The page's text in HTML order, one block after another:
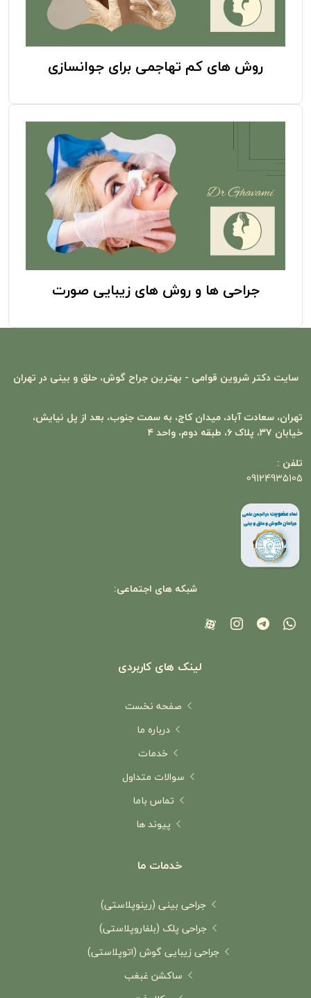
روش های کم تهاجمی برای جوانسازی
جراحی ها و روش های زیبایی صورت
سایت دکتر شروین قوامی - بهترین جراح گوش، حلق و بینی در تهران
تهران، سعادت‌ آباد، میدان کاج، به سمت جنوب، بعد از پل نیایش،
خیابان ۳۷، پلاک ۶، طبقه دوم، واحد ۴
تلفن :
09124935105
شبکه های اجتماعی:
لینک های کاربردی
صفحه نخست
درباره ما
خدمات
سوالات متداول
تماس باما
پیوند ها
خدمات ما
جراحی بینی (رینوپلاستی)
جراحی پلک (بلفاروپلاستی)
جراحی زیبایی گوش (اتوپلاستی)
ساکشن غبغب